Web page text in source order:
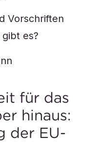
Vorschriften
es?
für das
hinaus:
der EU-